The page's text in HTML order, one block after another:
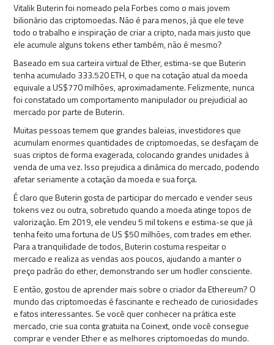
Vitalik Buterin foi nomeado pela Forbes como o mais jovem
bilionário das criptomoedas. Não é para menos, já que ele teve
todo o trabalho e inspiração de criar a cripto, nada mais justo que
ele acumule alguns tokens ether também, não é mesmo?
Baseado em sua carteira virtual de Ether, estima-se que Buterin
tenha acumulado 333.520 ETH, o que na cotação atual da moeda
equivale a US$770 milhões, aproximadamente. Felizmente, nunca
foi constatado um comportamento manipulador ou prejudicial ao
mercado por parte de Buterin.
Muitas pessoas temem que grandes baleias, investidores que
acumulam enormes quantidades de criptomoedas, se desfaçam de
suas criptos de forma exagerada, colocando grandes unidades à
venda de uma vez. Isso prejudica a dinâmica do mercado, podendo
afetar seriamente a cotação da moeda e sua força.
É claro que Buterin gosta de participar do mercado e vender seus
tokens vez ou outra, sobretudo quando a moeda atinge topos de
valorização. Em 2019, ele vendeu 5 mil tokens e estima-se que já
tenha feito uma fortuna de US $50 milhões, com trades em ether.
Para a tranquilidade de todos, Buterin costuma respeitar o
mercado e realiza as vendas aos poucos, ajudando a manter o
preço padrão do ether, demonstrando ser um hodler consciente.
E então, gostou de aprender mais sobre o criador da Ethereum? O
mundo das criptomoedas é fascinante e recheado de curiosidades
e fatos interessantes. Se você quer conhecer na prática este
mercado, crie sua conta gratuita na Coinext, onde você consegue
comprar e vender Ether e as melhores criptomoedas do mundo.